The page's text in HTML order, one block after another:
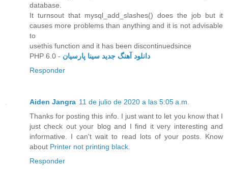
database.
It turnsout that mysql_add_slashes() does the job but it
causes more problems than anything and it is not advisable
to
usethis function and it has been discontinuedsince
PHP 6.0 - دانلود آهنگ جدید سینا پارسیان
Responder
Aiden Jangra 11 de julio de 2020 a las 5:05 a.m.
Thanks for posting this info. I just want to let you know that I
just check out your blog and I find it very interesting and
informative. I can't wait to read lots of your posts. Know
about Printer not printing black
Responder